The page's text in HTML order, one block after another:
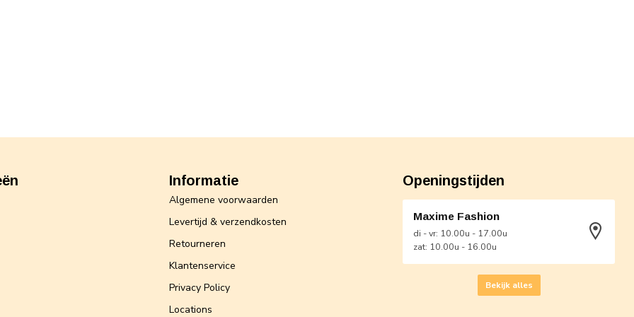
Informatie
Algemene voorwaarden
Levertijd & verzendkosten
Retourneren
Klantenservice
Privacy Policy
Locations
Openingstijden
Maxime Fashion
di - vr: 10.00u - 17.00u
zat: 10.00u - 16.00u
Bekijk alles